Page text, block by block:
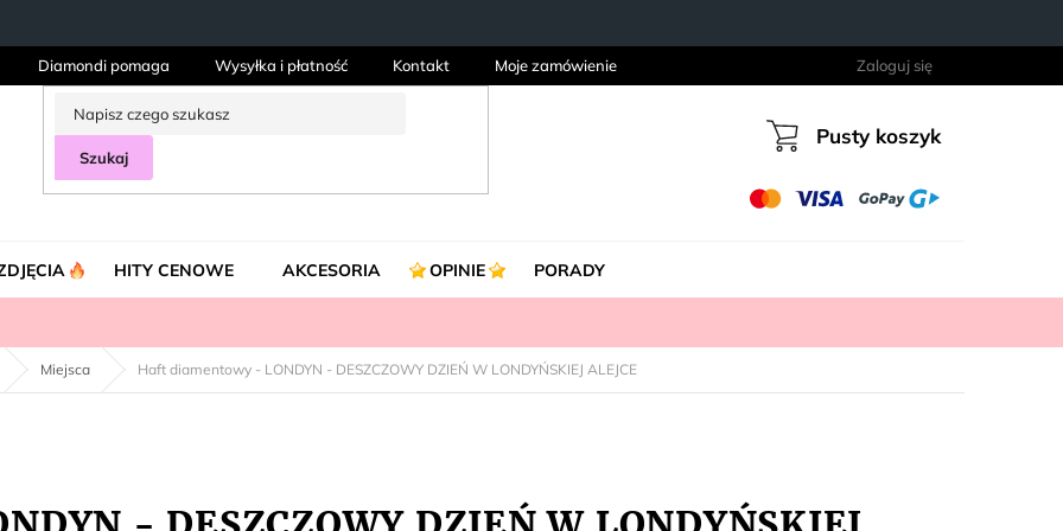
Diamondi pomaga Wysyłka i płatność Kontakt Moje zamówienie Zaloguj się
Szukaj Koszyk
Pusty koszyk
HITY CENOWE AKCESORIA OPINIE PORADY
Miejsca Haft diamentowy - LONDYN - DESZCZOWY DZIEŃ W LONDYŃSKIEJ ALEJCE